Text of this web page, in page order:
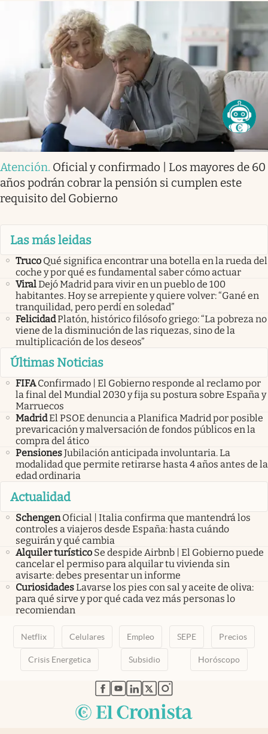
Atención. Oficial y confirmado | Los mayores de 60
años podrán cobrar la pensión si cumplen este
requisito del Gobierno
Las más leidas
Truco Qué significa encontrar una botella en la rueda del
coche y por qué es fundamental saber cómo actuar
ViralDejó Madrid para vivir en un pueblo de 100
habitantes. Hoy se arrepiente y quiere volver: “Gané en
tranquilidad, pero perdí en soledad”
FelicidadPlatón, histórico filósofo griego: “La pobreza no
viene de la disminución de las riquezas, sino de la
multiplicación de los deseos”
Últimas Noticias
FIFA Confirmado | El Gobierno responde al reclamo por
la final del Mundial 2030 y fija su postura sobre España y
Marruecos
MadridEl PSOE denuncia a Planifica Madrid por posible
prevaricación y malversación de fondos públicos en la
compra del ático
PensionesJubilación anticipada involuntaria. La
modalidad que permite retirarse hasta 4 años antes de la
edad ordinaria
Actualidad
Schengen Oficial | Italia confirma que mantendrá los
controles a viajeros desde España: hasta cuándo
seguirán y qué cambia
Alquiler turístico Se despide Airbnb | El Gobierno puede
cancelar el permiso para alquilar tu vivienda sin
avisarte: debes presentar un informe
CuriosidadesLavarse los pies con sal y aceite de oliva:
para qué sirve y por qué cada vez más personas lo
recomiendan
Netflix Celulares Empleo SEPE Precios
Crisis Energetica Subsidio Horóscopo
abre en nueva pestaña
abre en nueva pestaña
abre en nueva pestaña
abre en nueva pestaña
abre en nueva pestaña